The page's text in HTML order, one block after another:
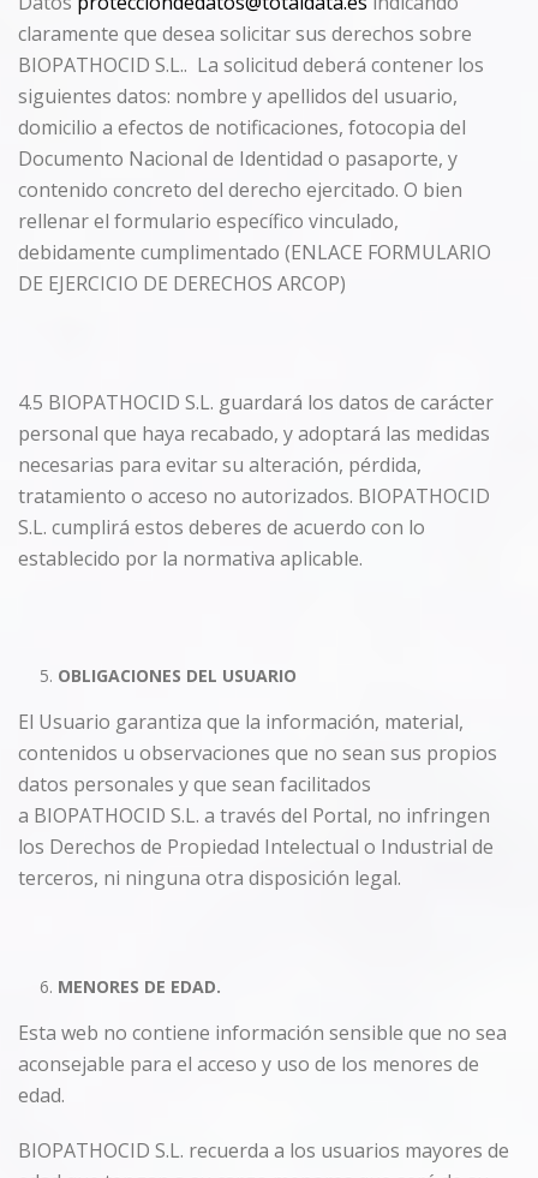
claramente que desea solicitar sus derechos sobre
BIOPATHOCID S.L.. La solicitud deberá contener los
siguientes datos: nombre y apellidos del usuario,
domicilio a efectos de notificaciones, fotocopia del
Documento Nacional de Identidad o pasaporte, y
contenido concreto del derecho ejercitado. O bien
rellenar el formulario específico vinculado,
debidamente cumplimentado (ENLACE FORMULARIO
DE EJERCICIO DE DERECHOS ARCOP)
4.5 BIOPATHOCID S.L. guardará los datos de carácter
personal que haya recabado, y adoptará las medidas
necesarias para evitar su alteración, pérdida,
tratamiento o acceso no autorizados. BIOPATHOCID
S.L. cumplirá estos deberes de acuerdo con lo
establecido por la normativa aplicable.
OBLIGACIONES DEL USUARIO
El Usuario garantiza que la información, material,
contenidos u observaciones que no sean sus propios
datos personales y que sean facilitados
a BIOPATHOCID S.L. a través del Portal, no infringen
los Derechos de Propiedad Intelectual o Industrial de
terceros, ni ninguna otra disposición legal.
MENORES DE EDAD.
Esta web no contiene información sensible que no sea
aconsejable para el acceso y uso de los menores de
edad.
BIOPATHOCID S.L. recuerda a los usuarios mayores de